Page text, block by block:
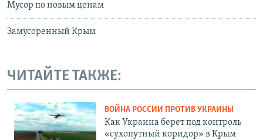
Мусор по новым ценам
Замусоренный Крым
ЧИТАЙТЕ ТАКЖЕ:
ВОЙНА РОССИИ ПРОТИВ УКРАИНЫ
Как Украина берет под контроль
«сухопутный коридор» в Крым